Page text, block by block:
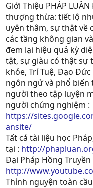
Giới Thiệu PHÁP
thượng thừa: tiết lộ
uyên thâm, sự thật về
các tầng không gian
đem lại hiệu quả kỳ
tật, sự giàu có thật sự
khỏe, Trí Tuệ, Ðạo
ngôn ngử và phổ biến
người theo tập luyện
người chứng nghiệm :
https://
ansite/
Tất cả tài liệu học
tại : http://
Đại Pháp Hồng Truyền
http://
Thỉnh nguyện toàn